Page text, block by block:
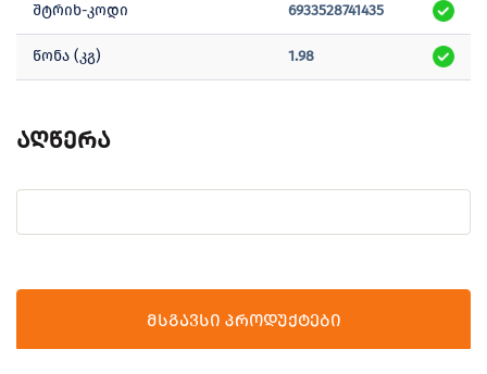
შტრიხ-კოდი 6933528741435
წონა (კგ) 1.98
აღწერა
მსგავსი პროდუქტები